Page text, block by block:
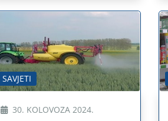
SAVJETI
30. KOLOVOZA 2024.